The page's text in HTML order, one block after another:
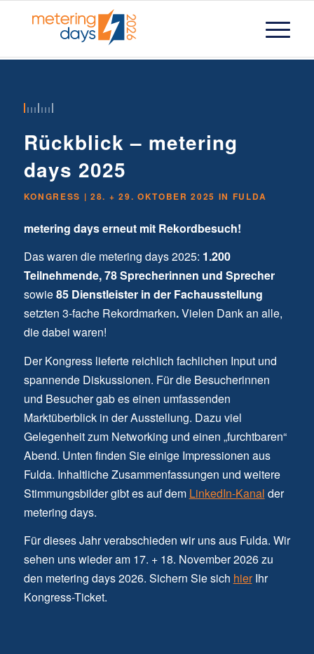
Rückblick – metering
days 2025
KONGRESS | 28. + 29. OKTOBER 2025 IN FULDA
metering days erneut mit Rekordbesuch!
Das waren die metering days 2025: 1.200
Teilnehmende, 78 Sprecherinnen und Sprecher
sowie85 Dienstleister in der Fachausstellung
setzten 3-fache Rekordmarken.Vielen Dank an alle,
die dabei waren!
Der Kongress lieferte reichlich fachlichen Input und
spannende Diskussionen. Für die Besucherinnen
und Besucher gab es einen umfassenden
Marktüberblick in der Ausstellung. Dazu viel
Gelegenheit zum Networking und einen „furchtbaren“
Abend. Unten finden Sie einige Impressionen aus
Fulda. Inhaltliche Zusammenfassungen und weitere
Stimmungsbilder gibt es auf dem LinkedIn-Kanal der
metering days.
Für dieses Jahr verabschieden wir uns aus Fulda. Wir
sehen uns wieder am 17. + 18. November 2026 zu
den metering days 2026. Sichern Sie sich hierIhr
Kongress-Ticket.